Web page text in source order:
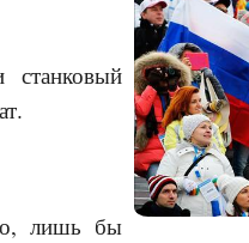
лишь бы